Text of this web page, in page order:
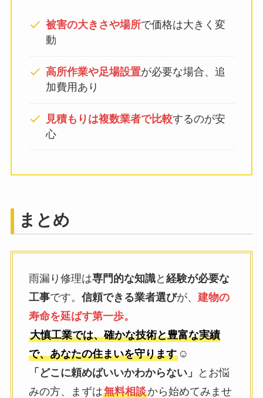
被害の大きさや場所で価格は大きく変
動
高所作業や足場設置が必要な場合、追
加費用あり
見積もりは複数業者で比較するのが安
心
まとめ
雨漏り修理は専門的な知識と 経験が必要な
工事です。 信頼できる業者選びが、 建物の
寿命を延ばす第一歩。
大慎工業では、確かな技術と豊富な実績
で、あなたの住まいを守ります☺️
「どこに頼めばいいかわからない」
とお悩
みの方、まずは無料相談から始めてみませ